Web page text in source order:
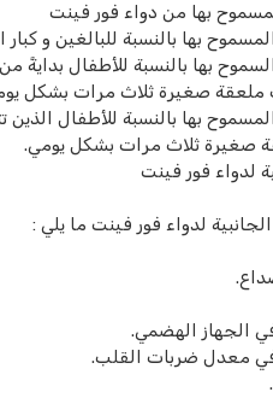
بها من دواء فور فينت
للبالغين و كبار السن تكون 10 مل بما يقارب ملعقتان صغيرتان
صغيرة ثلاث مرات بشكل
صغيرة ثلاث مرات بشكل يومي.
لدواء فور فينت
لدواء فور فينت ما يلي :
الجهاز الهضمي.
معدل ضربات القلب.